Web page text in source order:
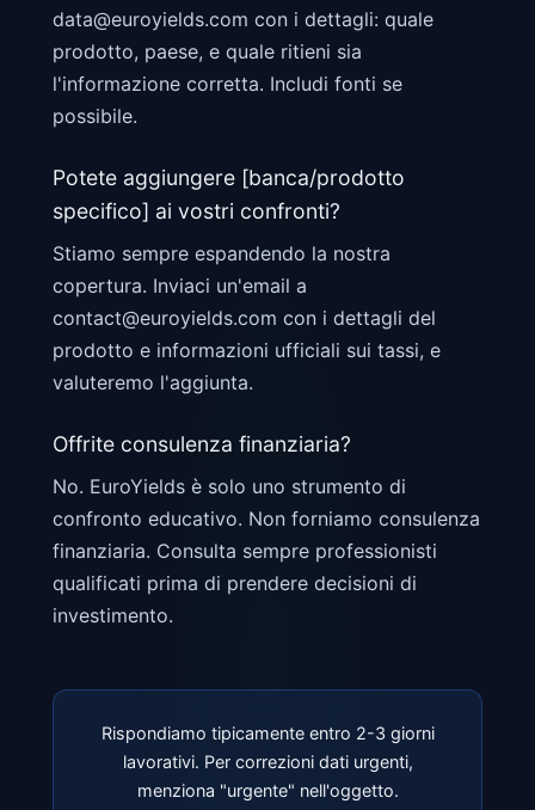
data@euroyields.com con i dettagli: quale
prodotto, paese, e quale ritieni sia
l'informazione corretta. Includi fonti se
possibile.
Potete aggiungere [banca/prodotto
specifico] ai vostri confronti?
Stiamo sempre espandendo la nostra
copertura. Inviaci un'email a
contact@euroyields.com con i dettagli del
prodotto e informazioni ufficiali sui tassi, e
valuteremo l'aggiunta.
Offrite consulenza finanziaria?
No. EuroYields è solo uno strumento di
confronto educativo. Non forniamo consulenza
finanziaria. Consulta sempre professionisti
qualificati prima di prendere decisioni di
investimento.
Rispondiamo tipicamente entro 2-3 giorni
lavorativi. Per correzioni dati urgenti,
menziona "urgente" nell'oggetto.